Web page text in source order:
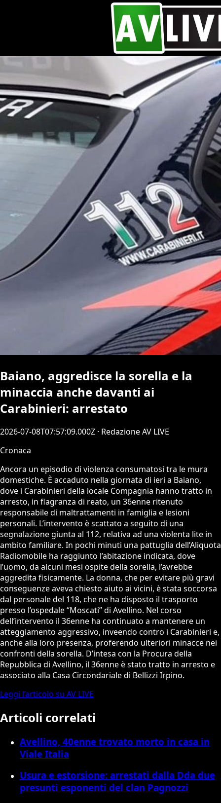
Baiano, aggredisce la sorella e la
minaccia anche davanti ai
Carabinieri: arrestato
2026-07-08T07:57:09.000Z · Redazione AV LIVE
Cronaca
Ancora un episodio di violenza consumatosi tra le mura
domestiche. È accaduto nella giornata di ieri a Baiano,
dove i Carabinieri della locale Compagnia hanno tratto in
arresto, in flagranza di reato, un 36enne ritenuto
responsabile di maltrattamenti in famiglia e lesioni
personali. L’intervento è scattato a seguito di una
segnalazione giunta al 112, relativa ad una violenta lite in
ambito familiare. In pochi minuti una pattuglia dell’Aliquota
Radiomobile ha raggiunto l’abitazione indicata, dove
l’uomo, da alcuni mesi ospite della sorella, l’avrebbe
aggredita fisicamente. La donna, che per evitare più gravi
conseguenze aveva chiesto aiuto ai vicini, è stata soccorsa
dal personale del 118, che ne ha disposto il trasporto
presso l’ospedale “Moscati” di Avellino. Nel corso
dell’intervento il 36enne ha continuato a mantenere un
atteggiamento aggressivo, inveendo contro i Carabinieri e,
anche alla loro presenza, proferendo ulteriori minacce nei
confronti della sorella. D’intesa con la Procura della
Repubblica di Avellino, il 36enne è stato tratto in arresto e
associato alla Casa Circondariale di Bellizzi Irpino.
Leggi l’articolo su AV LIVE
Articoli correlati
Avellino, 40enne trovato morto in casa in
Viale Italia
Usura e estorsione: arrestati dalla Dda due
presunti esponenti del clan Pagnozzi